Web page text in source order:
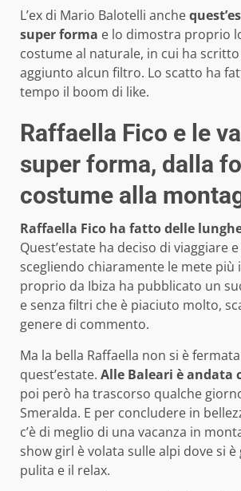
L’ex di Mario Balotelli anche
super forma e lo dimostra proprio
costume al naturale, in cui ha
aggiunto alcun filtro. Lo scatto ha
tempo il boom di like.
Raffaella Fico e le
super forma, dalla
costume alla
Raffaella Fico ha fatto delle
Quest’estate ha deciso di viaggiare
scegliendo chiaramente le mete più
proprio da Ibiza ha pubblicato un
e senza filtri che è piaciuto molto,
genere di commento.
Ma la bella Raffaella non si è
quest’estate. Alle Baleari è andata
poi però ha trascorso qualche
Smeralda. E per concludere in
c’è di meglio di una vacanza in
show girl è volata sulle alpi dove si è
pulita e il relax.